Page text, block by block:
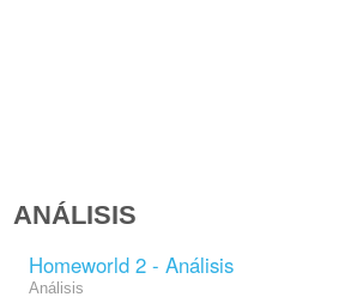
ANÁLISIS
Homeworld 2 - Análisis
Análisis